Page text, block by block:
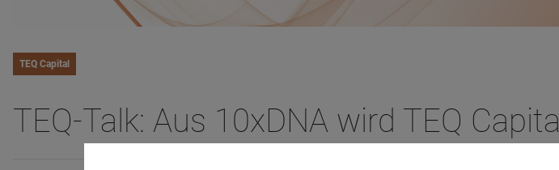
TEQ Capital
TEQ-Talk: Aus 10xDNA wird TEQ Capital